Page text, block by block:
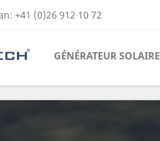
+41 (0)26 912 10 72
GÉNÉRATEUR SOLAIRE